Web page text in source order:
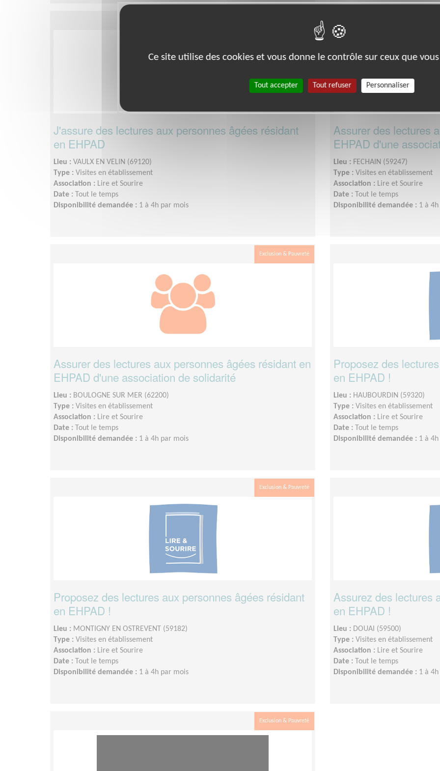
J'assure des lectures aux personnes âgées résidant
en EHPAD
Lieu : VAULX EN VELIN (69120)
Type : Visites en établissement
Association : Lire et Sourire
Date : Tout le temps
Disponibilité demandée : 1 à 4h par mois
Assurer des lectures
EHPAD d'une
Lieu : FECHAIN (59247)
Type : Visites en établissement
Association : Lire et Sourire
Date : Tout le temps
Disponibilité demandée : 1 à
Exclusion & Pauvreté
Assurer des lectures aux personnes âgées résidant en
EHPAD d'une association de solidarité
Lieu : BOULOGNE SUR MER (62200)
Type : Visites en établissement
Association : Lire et Sourire
Date : Tout le temps
Disponibilité demandée : 1 à 4h par mois
Proposez des
en EHPAD !
Lieu : HAUBOURDIN (59320)
Type : Visites en établissement
Association : Lire et Sourire
Date : Tout le temps
Disponibilité demandée : 1 à
Exclusion & Pauvreté
Proposez des lectures aux personnes âgées résidant
en EHPAD !
Lieu : MONTIGNY EN OSTREVENT (59182)
Type : Visites en établissement
Association : Lire et Sourire
Date : Tout le temps
Disponibilité demandée : 1 à 4h par mois
Assurez des lectures
en EHPAD !
Lieu : DOUAI (59500)
Type : Visites en établissement
Association : Lire et Sourire
Date : Tout le temps
Disponibilité demandée : 1 à
Exclusion & Pauvreté
Ce site utilise des cookies et vous donne le contrôle sur ceux que
Tout accepter Tout refuser Personnaliser